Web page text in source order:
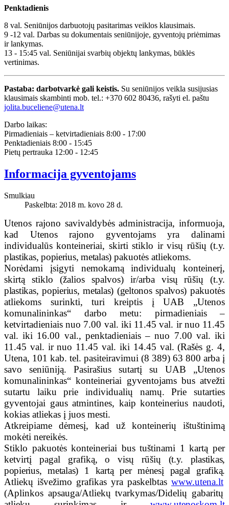
Penktadienis
8 val. Seniūnijos darbuotojų pasitarimas veiklos klausimais.
9 -12 val. Darbas su dokumentais seniūnijoje, gyventojų priėmimas
ir lankymas.
13 - 15:45 val. Seniūnijai svarbių objektų lankymas, būklės
vertinimas.
Pastaba: darbotvarkė gali keistis. Su seniūnijos veikla susijusias
klausimais skambinti mob. tel.: +370 602 80436, rašyti el. paštu
jolita.buceliene@utena.lt
Darbo laikas:
Pirmadieniais – ketvirtadieniais 8:00 - 17:00
Penktadieniais 8:00 - 15:45
Pietų pertrauka 12:00 - 12:45
Informacija gyventojams
Smulkiau
Paskelbta: 2018 m. kovo 28 d.
Utenos rajono savivaldybės administracija, informuoja,
kad Utenos rajono gyventojams yra dalinami
individualūs konteineriai, skirti stiklo ir visų rūšių(t.y.
plastikas, popierius, metalas) pakuotės atliekoms.
Norėdami įsigyti nemokamą individualų konteinerį,
skirtą stiklo (žalios spalvos) ir/arba visų rūšių(t.y.
plastikas, popierius, metalas) (geltonos spalvos) pakuotės
atliekoms surinkti, turi kreiptis į UAB „Utenos
komunalininkas“ darbo metu: pirmadieniais –
ketvirtadieniais nuo 7.00 val. iki 11.45 val. ir nuo 11.45
val. iki 16.00 val., penktadieniais – nuo 7.00 val. iki
11.45 val. ir nuo 11.45 val. iki 14.45 val. (Rašės g. 4,
Utena, 101 kab. tel. pasiteiravimui (8 389) 63 800 arba į
savo seniūniją. Pasirašius sutartį su UAB „Utenos
komunalininkas“ konteineriai gyventojams bus atvežti
sutartu laiku prie individualių namų. Prie sutarties
gyventojai gaus atmintines, kaip konteinerius naudoti,
kokias atliekas į juos mesti.
Atkreipiame dėmesį, kad už konteinerių ištuštinimą
mokėti nereikės.
Stiklo pakuotės konteineriai bus tuštinami 1 kartą per
ketvirtį pagal grafiką, o visų rūšių (t.y. plastikas,
popierius, metalas) 1 kartą per mėnesį pagal grafiką.
Atliekų išvežimo grafikas yra paskelbtas www.utena.lt
(Aplinkos apsauga/Atliekų tvarkymas/Didelių gabaritų